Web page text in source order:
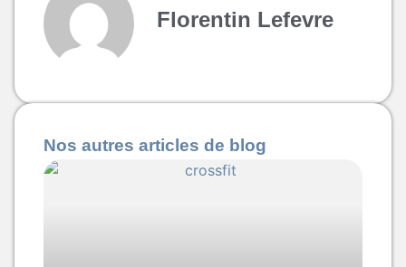
Florentin Lefevre
Nos autres articles de blog